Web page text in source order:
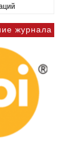
журнала